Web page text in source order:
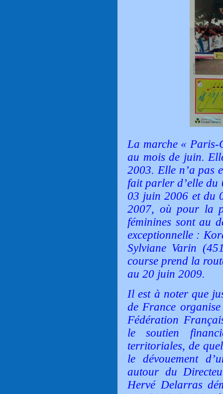
La marche « Paris-
au mois de juin.
2003. Elle n’a pas
fait parler d’elle
03 juin 2006 et du
2007, où pour la
féminines sont au
exceptionnelle :
Sylviane Varin
course prend la
au 20 juin 2009.
Il est à noter que
de France
Fédération
le soutien
territoriales, de
le dévouement
autour du
Hervé Delarras